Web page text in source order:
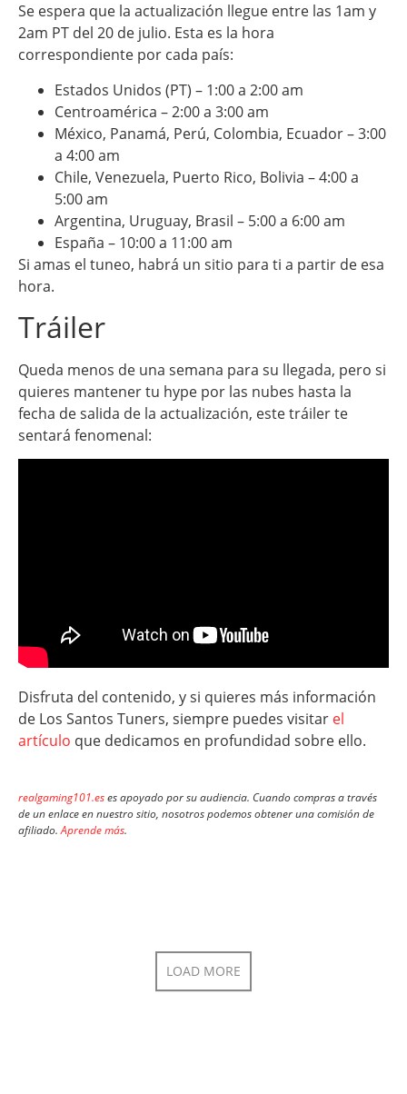
Se espera que la actualización llegue entre las 1am y
2am PT del 20 de julio. Esta es la hora
correspondiente por cada país:
Estados Unidos (PT) – 1:00 a 2:00 am
Centroamérica – 2:00 a 3:00 am
México, Panamá, Perú, Colombia, Ecuador – 3:00
a 4:00 am
Chile, Venezuela, Puerto Rico, Bolivia – 4:00 a
5:00 am
Argentina, Uruguay, Brasil – 5:00 a 6:00 am
España – 10:00 a 11:00 am
Si amas el tuneo, habrá un sitio para ti a partir de esa
hora.
Tráiler
Queda menos de una semana para su llegada, pero si
quieres mantener tu hype por las nubes hasta la
fecha de salida de la actualización, este tráiler te
sentará fenomenal:
Disfruta del contenido, y si quieres más información
de Los Santos Tuners, siempre puedes visitar el
artículo que dedicamos en profundidad sobre ello.
realgaming101.eses apoyado por su audiencia. Cuando compras a través
de un enlace en nuestro sitio, nosotros podemos obtener una comisión de
afiliado.Aprende más.
LOAD MORE